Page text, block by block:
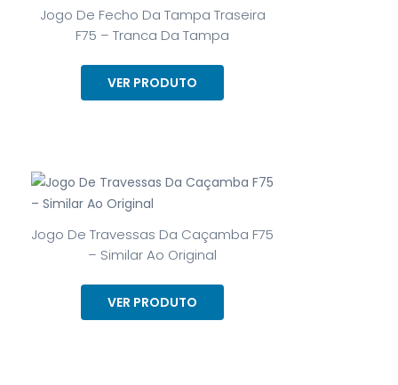
Jogo De Fecho Da Tampa Traseira
F75 – Tranca Da Tampa
VER PRODUTO
Jogo De Travessas Da Caçamba F75
– Similar Ao Original
VER PRODUTO